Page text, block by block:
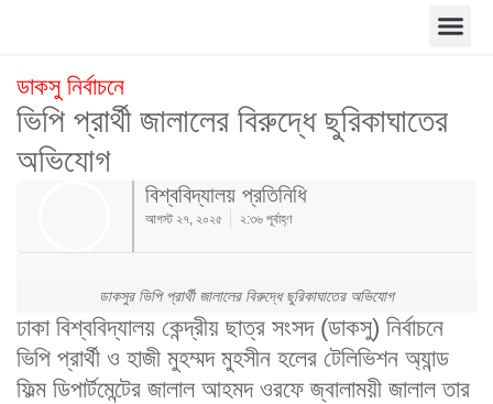
ডাকসু নির্বাচনে
ভিপি প্রার্থী জালালের বিরুদ্ধে ছুরিকাঘাতের
অভিযোগ
বিশ্ববিদ্যালয় প্রতিনিধি
আগস্ট ২৭, ২০২৫ ২:৩৬ পূর্বাহ্ণ
ডাকসুর ভিপি প্রার্থী জালালের বিরুদ্ধে ছুরিকাঘাতের অভিযোগ
ঢাকা বিশ্ববিদ্যালয় কেন্দ্রীয় ছাত্র সংসদ (ডাকসু) নির্বাচনে
ভিপি প্রার্থী ও হাজী মুহম্মদ মুহসীন হলের টেলিভিশন অ্যান্ড
ফিল্ম ডিপার্টমেন্টের জালাল আহমদ ওরফে জ্বালাময়ী জালাল তার